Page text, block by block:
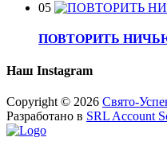
05
ПОВТОРИТЬ
Наш Instagram
Copyright © 2026 Свято-
Разработано в SRL Account